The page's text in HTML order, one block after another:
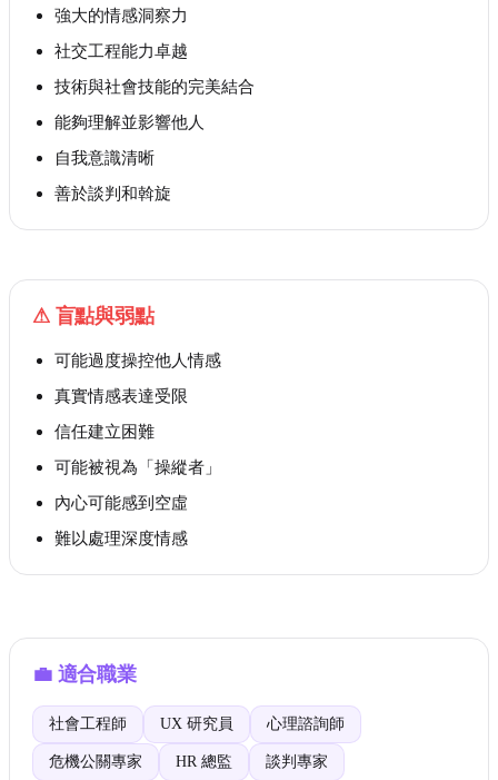
強大的情感洞察力
社交工程能力卓越
技術與社會技能的完美結合
能夠理解並影響他人
自我意識清晰
善於談判和斡旋
⚠ 盲點與弱點
可能過度操控他人情感
真實情感表達受限
信任建立困難
可能被視為「操縱者」
內心可能感到空虛
難以處理深度情感
💼 適合職業
社會工程師 UX 研究員 心理諮詢師
危機公關專家 HR 總監 談判專家